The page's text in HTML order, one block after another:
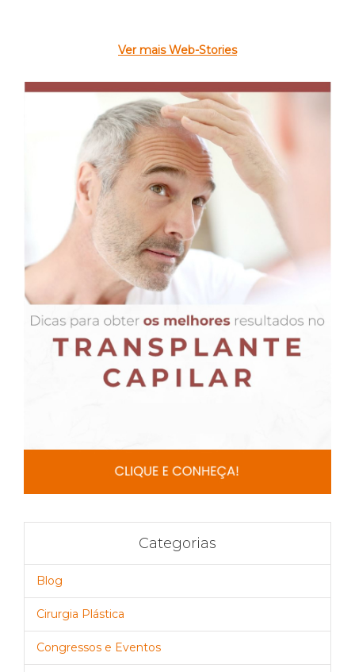
Ver mais Web-Stories
Categorias
Blog
Cirurgia Plástica
Congressos e Eventos